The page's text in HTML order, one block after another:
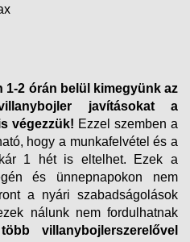
1-2 órán belül kimegyünk az
javításokat a
végezzük! Ezzel szemben a
hogy a munkafelvétel és a
1 hét is eltelhet. Ezek a
és ünnepnapokon nem
a nyári szabadságolások
nálunk nem fordulhatnak
villanybojlerszerelővel